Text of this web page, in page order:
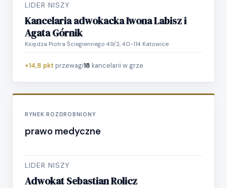
LIDER NISZY
Kancelaria adwokacka Iwona Labisz i
Agata Górnik
Księdza Piotra Ściegiennego 49/2, 40-114 Katowice
+14,8 pkt przewagi18 kancelarii w grze
RYNEK ROZDROBNIONY
prawo medyczne
LIDER NISZY
Adwokat Sebastian Rolicz